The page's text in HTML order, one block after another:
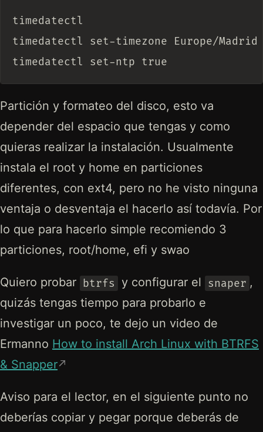
timedatectl
timedatectl set-timezone Europe/Madrid
Partición y formateo del disco, esto va
depender del espacio que tengas y como
quieras realizar la instalación. Usualmente
instala el root y home en particiones
diferentes, con ext4, pero no he visto ninguna
ventaja o desventaja el hacerlo así todavía. Por
lo que para hacerlo simple recomiendo 3
particiones, root/home, efi y swao
Quiero probar btrfs y configurar el snaper ,
quizás tengas tiempo para probarlo e
investigar un poco, te dejo un video de
Ermanno How to install Arch Linux with BTRFS
& Snapper
Aviso para el lector, en el siguiente punto no
deberías copiar y pegar porque deberás de